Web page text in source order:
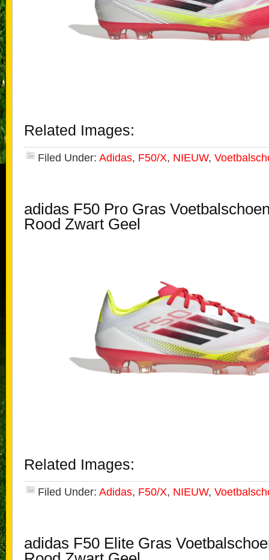
Related Images:
Filed Under: Adidas, F50/X, NIEUW,
adidas F50 Pro Gras
Rood Zwart Geel
Related Images:
Filed Under: Adidas, F50/X, NIEUW,
adidas F50 Elite Gras